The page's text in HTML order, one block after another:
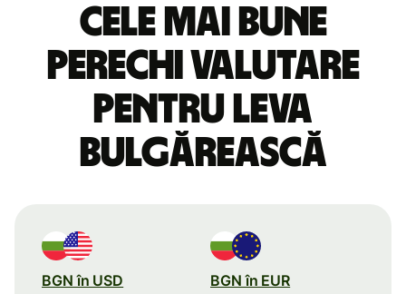
Cele mai bune
perechi valutare
pentru leva
bulgărească
BGN în USD BGN în EUR